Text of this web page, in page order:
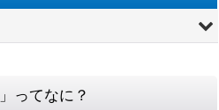
ってなに？